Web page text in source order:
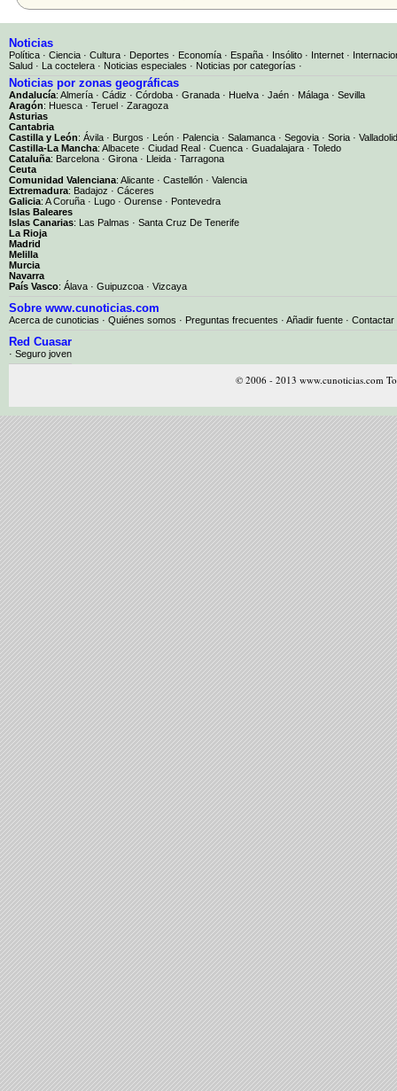
Noticias
Política · Ciencia · Cultura · Deportes · Economía · España · Insólito · Internet ·
Salud · La coctelera · Noticias especiales · Noticias por categorías ·
Noticias por zonas geográficas
Andalucía: Almería · Cádiz · Córdoba · Granada · Huelva · Jaén · Málaga · Sevilla
Aragón: Huesca · Teruel · Zaragoza
Asturias
Cantabria
Castilla y León: Ávila · Burgos · León · Palencia · Salamanca · Segovia · Soria · Valladolid
Castilla-La Mancha: Albacete · Ciudad Real · Cuenca · Guadalajara · Toledo
Cataluña: Barcelona · Girona · Lleida · Tarragona
Ceuta
Comunidad Valenciana: Alicante · Castellón · Valencia
Extremadura: Badajoz · Cáceres
Galicia: A Coruña · Lugo · Ourense · Pontevedra
Islas Baleares
Islas Canarias: Las Palmas · Santa Cruz De Tenerife
La Rioja
Madrid
Melilla
Murcia
Navarra
País Vasco: Álava · Guipuzcoa · Vizcaya
Sobre www.cunoticias.com
Acerca de cunoticias · Quiénes somos · Preguntas frecuentes · Añadir fuente · Contactar
Red Cuasar
· Seguro joven
© 2006 - 2013 www.cunoticias.com